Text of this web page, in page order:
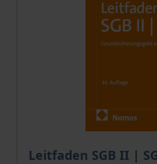
Leitfaden SGB II |
The price depends on